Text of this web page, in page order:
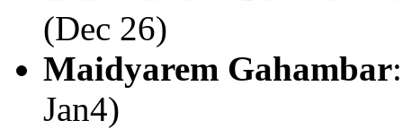
(Dec 26)
Maidyarem Gahambar
Jan4)